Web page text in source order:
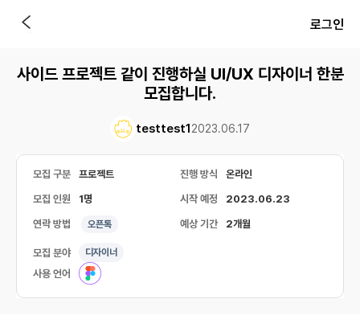
로그인
사이드 프로젝트 같이 진행하실 UI/UX 디자이너 한분
모집합니다.
testtest12023.06.17
모집 구분 프로젝트 진행 방식 온라인
모집 인원 1명 시작 예정 2023.06.23
연락 방법 오픈톡 예상 기간 2개월
모집 분야 디자이너
사용 언어